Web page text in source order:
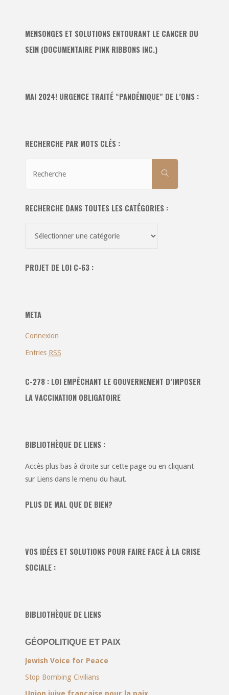
MENSONGES ET SOLUTIONS ENTOURANT LE CANCER DU
SEIN (DOCUMENTAIRE PINK RIBBONS INC.)
MAI 2024! URGENCE TRAITÉ “PANDÉMIQUE” DE L’OMS :
RECHERCHE PAR MOTS CLÉS :
RECHERCHE
RECHERCHE DANS TOUTES LES CATÉGORIES :
les
PROJET DE LOI C-63 :
META
Connexion
Entries RSS
C-278 : LOI EMPÊCHANT LE GOUVERNEMENT D’IMPOSER
LA VACCINATION OBLIGATOIRE
BIBLIOTHÈQUE DE LIENS :
Accès plus bas à droite sur cette page ou en cliquant
sur Liens dans le menu du haut.
PLUS DE MAL QUE DE BIEN?
VOS IDÉES ET SOLUTIONS POUR FAIRE FACE À LA CRISE
SOCIALE :
BIBLIOTHÈQUE DE LIENS
GÉOPOLITIQUE ET PAIX
Jewish Voice for Peace
Stop Bombing Civilians